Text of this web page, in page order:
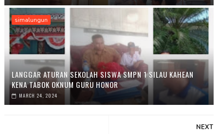
simalungun
LANGGAR ATURAN SEKOLAH SISWA SMPN 1 SILAU KAHEAN
KENA TABOK OKNUM GURU HONOR
MARCH 24, 2024
NEXT